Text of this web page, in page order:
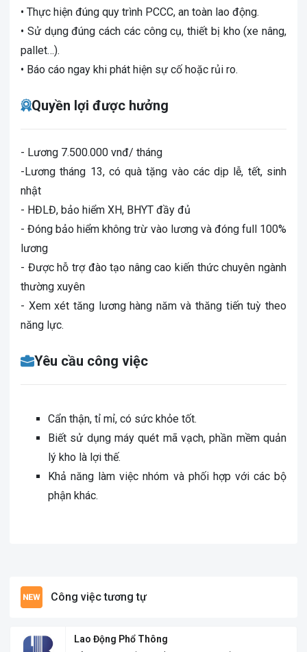
• Thực hiện đúng quy trình PCCC, an toàn lao động.
• Sử dụng đúng cách các công cụ, thiết bị kho (xe nâng,
pallet…).
• Báo cáo ngay khi phát hiện sự cố hoặc rủi ro.
Quyền lợi được hưởng
- Lương 7.500.000 vnđ/ tháng
-Lương tháng 13, có quà tặng vào các dịp lễ, tết, sinh
nhật
- HĐLĐ, bảo hiểm XH, BHYT đầy đủ
- Đóng bảo hiểm không trừ vào lương và đóng full 100%
lương
- Được hỗ trợ đào tạo nâng cao kiến thức chuyên ngành
thường xuyên
- Xem xét tăng lương hàng năm và thăng tiến tuỳ theo
năng lực.
Yêu cầu công việc
Cẩn thận, tỉ mỉ, có sức khỏe tốt.
Biết sử dụng máy quét mã vạch, phần mềm quản
lý kho là lợi thế.
Khả năng làm việc nhóm và phối hợp với các bộ
phận khác.
Công việc tương tự
Lao Động Phổ Thông